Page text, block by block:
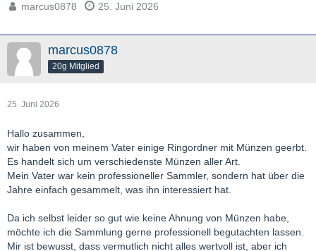
marcus0878 25. Juni 2026
marcus0878
20g Mitglied
25. Juni 2026
Hallo zusammen,
wir haben von meinem Vater einige Ringordner mit Münzen geerbt.
Es handelt sich um verschiedenste Münzen aller Art.
Mein Vater war kein professioneller Sammler, sondern hat über die
Jahre einfach gesammelt, was ihn interessiert hat.
Da ich selbst leider so gut wie keine Ahnung von Münzen habe,
möchte ich die Sammlung gerne professionell begutachten lassen.
Mir ist bewusst, dass vermutlich nicht alles wertvoll ist, aber ich